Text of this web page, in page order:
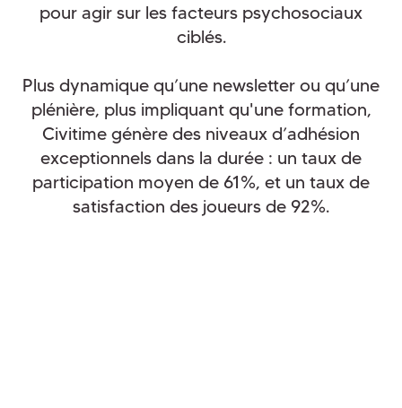
pour agir sur les facteurs psychosociaux
ciblés.
Plus dynamique qu’une newsletter ou qu’une
plénière, plus impliquant qu'une formation,
Civitime génère des niveaux d’adhésion
exceptionnels dans la durée : un taux de
participation moyen de 61%, et un taux de
satisfaction des joueurs de 92%.